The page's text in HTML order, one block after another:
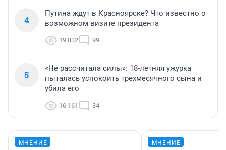
4
Путина ждут в Красноярске? Что известно о
возможном визите президента
19 832 99
5
«Не рассчитала силы»: 18-летняя ужурка
пыталась успокоить трехмесячного сына и
убила его
16 161 34
МНЕНИЕ МНЕНИЕ